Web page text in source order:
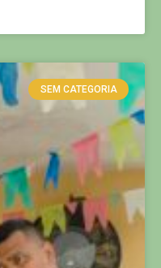
SEM CATEGORIA